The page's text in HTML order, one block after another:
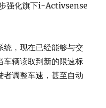
强化旗下i-Activsense
统，现在已经能够与交
车辆读取到新的限速标
者调整车速，甚至自动